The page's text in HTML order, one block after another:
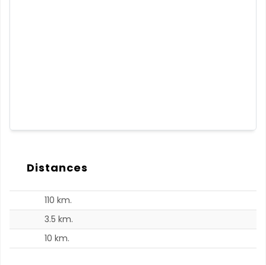
Distances
110 km.
3.5 km.
10 km.